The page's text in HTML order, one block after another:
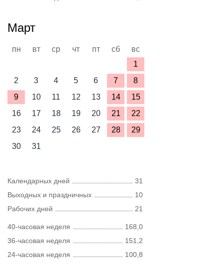
Март
пн вт ср чт пт сб
вс
1
2
3 4 5 6 7
8
9
10 11 12 13 14
15
16
17 18 19 20 21
22
23
24 25 26 27 28
29
30
31
Календарных дней
31
Выходных и праздничных
10
Рабочих дней
21
40-часовая неделя
168,0
36-часовая неделя
151,2
24-часовая неделя
100,8